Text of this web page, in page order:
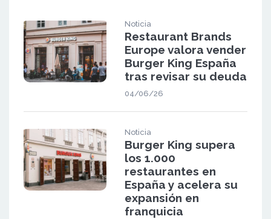
Noticia
Restaurant Brands
Europe valora vender
Burger King España
tras revisar su deuda
04/06/26
Noticia
Burger King supera
los 1.000
restaurantes en
España y acelera su
expansión en
franquicia